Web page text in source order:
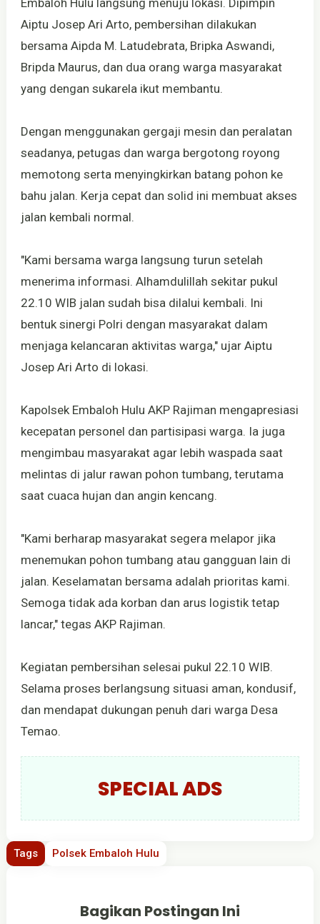
Aiptu Josep Ari Arto, pembersihan dilakukan
bersama Aipda M. Latudebrata, Bripka Aswandi,
Bripda Maurus, dan dua orang warga masyarakat
yang dengan sukarela ikut membantu.
Dengan menggunakan gergaji mesin dan peralatan
seadanya, petugas dan warga bergotong royong
memotong serta menyingkirkan batang pohon ke
bahu jalan. Kerja cepat dan solid ini membuat akses
jalan kembali normal.
"Kami bersama warga langsung turun setelah
menerima informasi. Alhamdulillah sekitar pukul
22.10 WIB jalan sudah bisa dilalui kembali. Ini
bentuk sinergi Polri dengan masyarakat dalam
menjaga kelancaran aktivitas warga," ujar Aiptu
Josep Ari Arto di lokasi.
Kapolsek Embaloh Hulu AKP Rajiman mengapresiasi
kecepatan personel dan partisipasi warga. Ia juga
mengimbau masyarakat agar lebih waspada saat
melintas di jalur rawan pohon tumbang, terutama
saat cuaca hujan dan angin kencang.
"Kami berharap masyarakat segera melapor jika
menemukan pohon tumbang atau gangguan lain di
jalan. Keselamatan bersama adalah prioritas kami.
Semoga tidak ada korban dan arus logistik tetap
lancar," tegas AKP Rajiman.
Kegiatan pembersihan selesai pukul 22.10 WIB.
Selama proses berlangsung situasi aman, kondusif,
dan mendapat dukungan penuh dari warga Desa
Temao.
SPECIAL ADS
Tags Polsek Embaloh Hulu
Bagikan Postingan Ini